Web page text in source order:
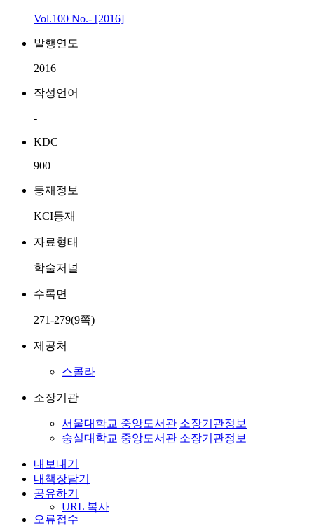
Vol.100 No.- [2016]
발행연도
2016
작성언어
-
KDC
900
등재정보
KCI등재
자료형태
학술저널
수록면
271-279(9쪽)
제공처
스콜라
소장기관
서울대학교 중앙도서관 소장기관정보
숭실대학교 중앙도서관 소장기관정보
내보내기
내책장담기
공유하기
URL 복사
오류접수